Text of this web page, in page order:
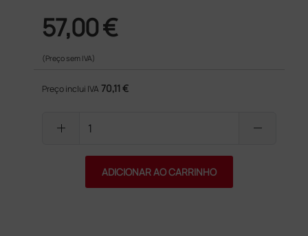
57,00 €
(Preço sem IVA)
Preço inclui IVA 70,11 €
add remove
ADICIONAR AO CARRINHO